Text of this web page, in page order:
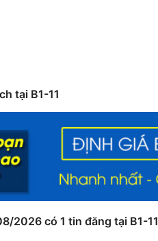
tại B1-11
2026 có 1 tin đăng tại B1-11